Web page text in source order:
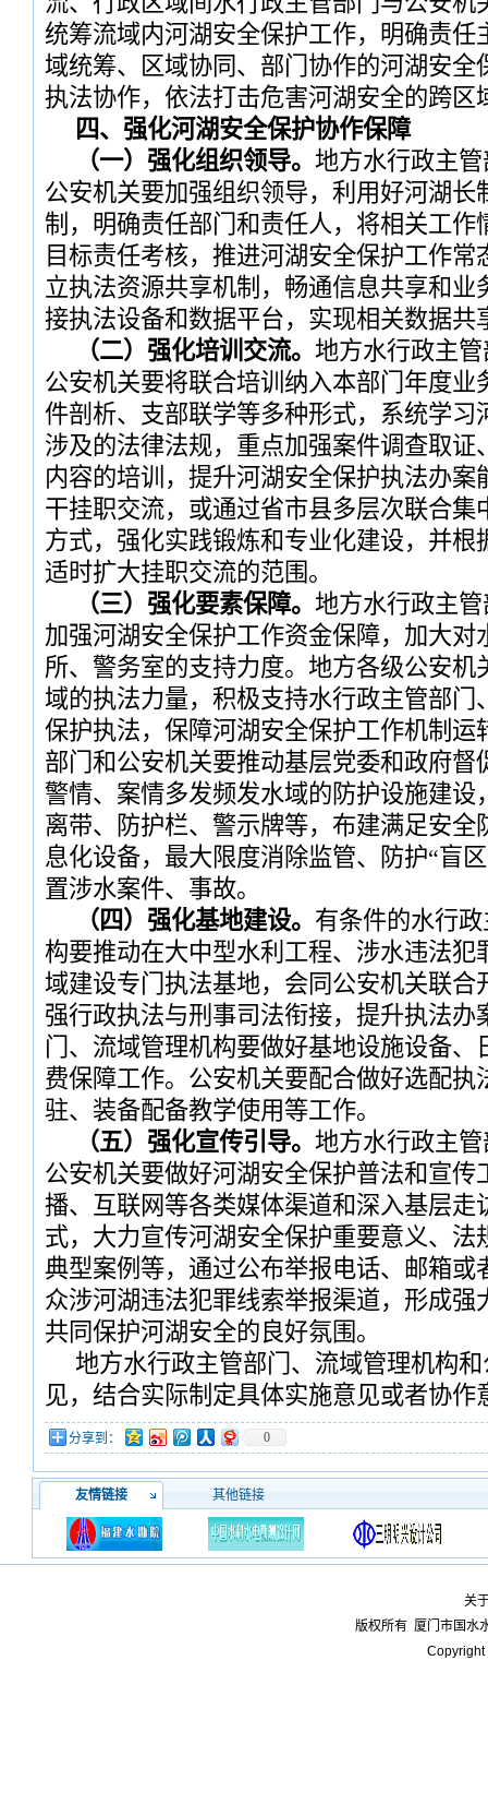
统筹流域内河湖安全保护工作，明确责任
域统筹、区域协同、部门协作的河湖安全
执法协作，依法打击危害河湖安全的跨区
四、强化河湖安全保护协作保障
（一）强化组织领导。 地方水行政主
公安机关要加强组织领导，利用好河湖长
制，明确责任部门和责任人，将相关工作
目标责任考核，推进河湖安全保护工作
立执法资源共享机制，畅通信息共享和业
接执法设备和数据平台，实现相关数据共
（二）强化培训交流。 地方水行政主
公安机关要将联合培训纳入本部门年度业
件剖析、支部联学等多种形式，系统学习
涉及的法律法规，重点加强案件调查取证
内容的培训，提升河湖安全保护执法办案
干挂职交流，或通过省市县多层次联合集
方式，强化实践锻炼和专业化建设，并根
适时扩大挂职交流的范围。
（三）强化要素保障。 地方水行政主
加强河湖安全保护工作资金保障，加大对
所、警务室的支持力度。地方各级公安机
域的执法力量，积极支持水行政主管部门
保护执法，保障河湖安全保护工作机制运
部门和公安机关要推动基层党委和政府督
警情、案情多发频发水域的防护设施建设
离带、防护栏、警示牌等，布建满足安全
息化设备，最大限度消除监管、防护“盲
置涉水案件、事故。
（四）强化基地建设。 有条件的水行
构要推动在大中型水利工程、涉水违法犯
域建设专门执法基地，会同公安机关联合
强行政执法与刑事司法衔接，提升执法办
门、流域管理机构要做好基地设施设备、
费保障工作。公安机关要配合做好选配执
驻、装备配备教学使用等工作。
（五）强化宣传引导。 地方水行政主
公安机关要做好河湖安全保护普法和宣传
播、互联网等各类媒体渠道和深入基层走
式，大力宣传河湖安全保护重要意义、法
典型案例等，通过公布举报电话、邮箱或
众涉河湖违法犯罪线索举报渠道，形成强
共同保护河湖安全的良好氛围。
地方水行政主管部门、流域管理机构
见，结合实际制定具体实施意见或者协作
分享到： 0
友情链接 其他链接
关
版权所有 厦门市国水
Copyright